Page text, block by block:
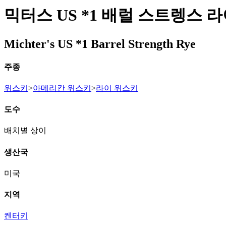
믹터스 US *1 배럴 스트렝스
Michter's US *1 Barrel Strength Rye
주종
위스키 >아메리칸 위스키 >라이 위스키
도수
배치별 상이
생산국
미국
지역
켄터키